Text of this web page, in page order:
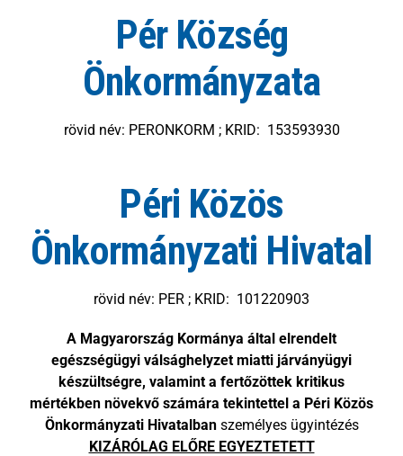
Pér Község
Önkormányzata
rövid név: PERONKORM ; KRID: 153593930
Péri Közös
Önkormányzati Hivatal
rövid név: PER ; KRID: 101220903
A Magyarország Kormánya által elrendelt
egészségügyi válsághelyzet miatti járványügyi
készültségre, valamint a fertőzöttek kritikus
mértékben növekvő számára tekintettel a Péri Közös
Önkormányzati Hivatalban személyes ügyintézés
KIZÁRÓLAG ELŐRE EGYEZTETETT